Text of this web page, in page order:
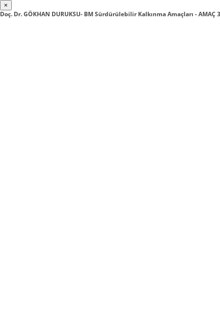
×
Doç. Dr. GÖKHAN DURUKSU- BM Sürdürülebilir Kalkınma Amaçları - AMAÇ